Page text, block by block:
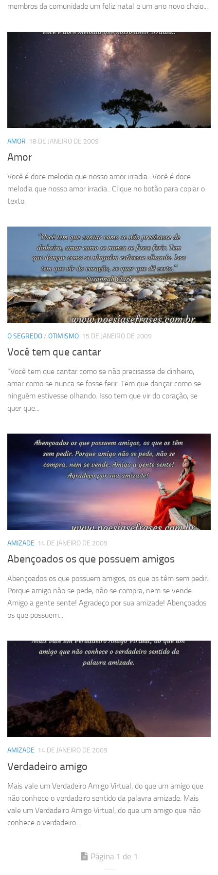
membros da comunidade um feliz natal e um ano novo cheio...
AMOR 18 DE JANEIRO DE 2009
Amor
Você é doce melodia que nosso amor irradia.. Você é doce
melodia que nosso amor irradia.. Clique no botão para copiar o
texto.
O SEGREDO/ OTIMISMO 15 DE JANEIRO DE 2009
Você tem que cantar
“Você tem que cantar como se não precisasse de dinheiro,
amar como se nunca se fosse ferir. Tem que dançar como se
ninguém estivesse olhando. Isso tem que vir do coração, se
quer que...
AMIZADE 14 DE JANEIRO DE 2009
Abençoados os que possuem amigos
Abençoados os que possuem amigos, os que os têm sem pedir.
Porque amigo não se pede, não se compra, nem se vende.
Amigo a gente sente! Agradeço por sua amizade! Abençoados
os que possuem...
AMIZADE 14 DE JANEIRO DE 2009
Verdadeiro amigo
Mais vale um Verdadeiro Amigo Virtual, do que um amigo que
não conhece o verdadeiro sentido da palavra amizade. Mais
vale um Verdadeiro Amigo Virtual, do que um amigo que não
conhece o verdadeiro...
Página 1 de 1